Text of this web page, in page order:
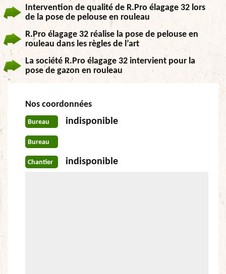
Intervention de qualité de R.Pro élagage 32 lors
de la pose de pelouse en rouleau
R.Pro élagage 32 réalise la pose de pelouse en
rouleau dans les règles de l’art
La société R.Pro élagage 32 intervient pour la
pose de gazon en rouleau
Nos coordonnées
Bureau indisponible
Bureau
Chantier indisponible